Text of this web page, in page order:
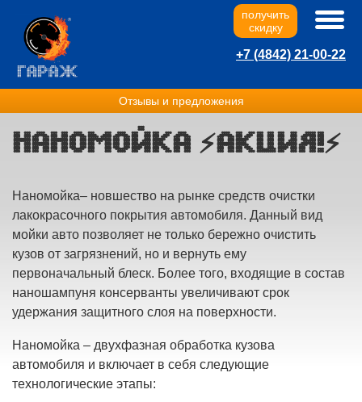
Отзывы и предложения
получить
скидку
+7 (4842) 21-00-22
Наномойка ⚡️Акция!⚡️
Наномойка– новшество на рынке средств очистки
лакокрасочного покрытия автомобиля. Данный вид
мойки авто позволяет не только бережно очистить
кузов от загрязнений, но и вернуть ему
первоначальный блеск. Более того, входящие в состав
наношампуня консерванты увеличивают срок
удержания защитного слоя на поверхности.
Наномойка – двухфазная обработка кузова
автомобиля и включает в себя следующие
технологические этапы: